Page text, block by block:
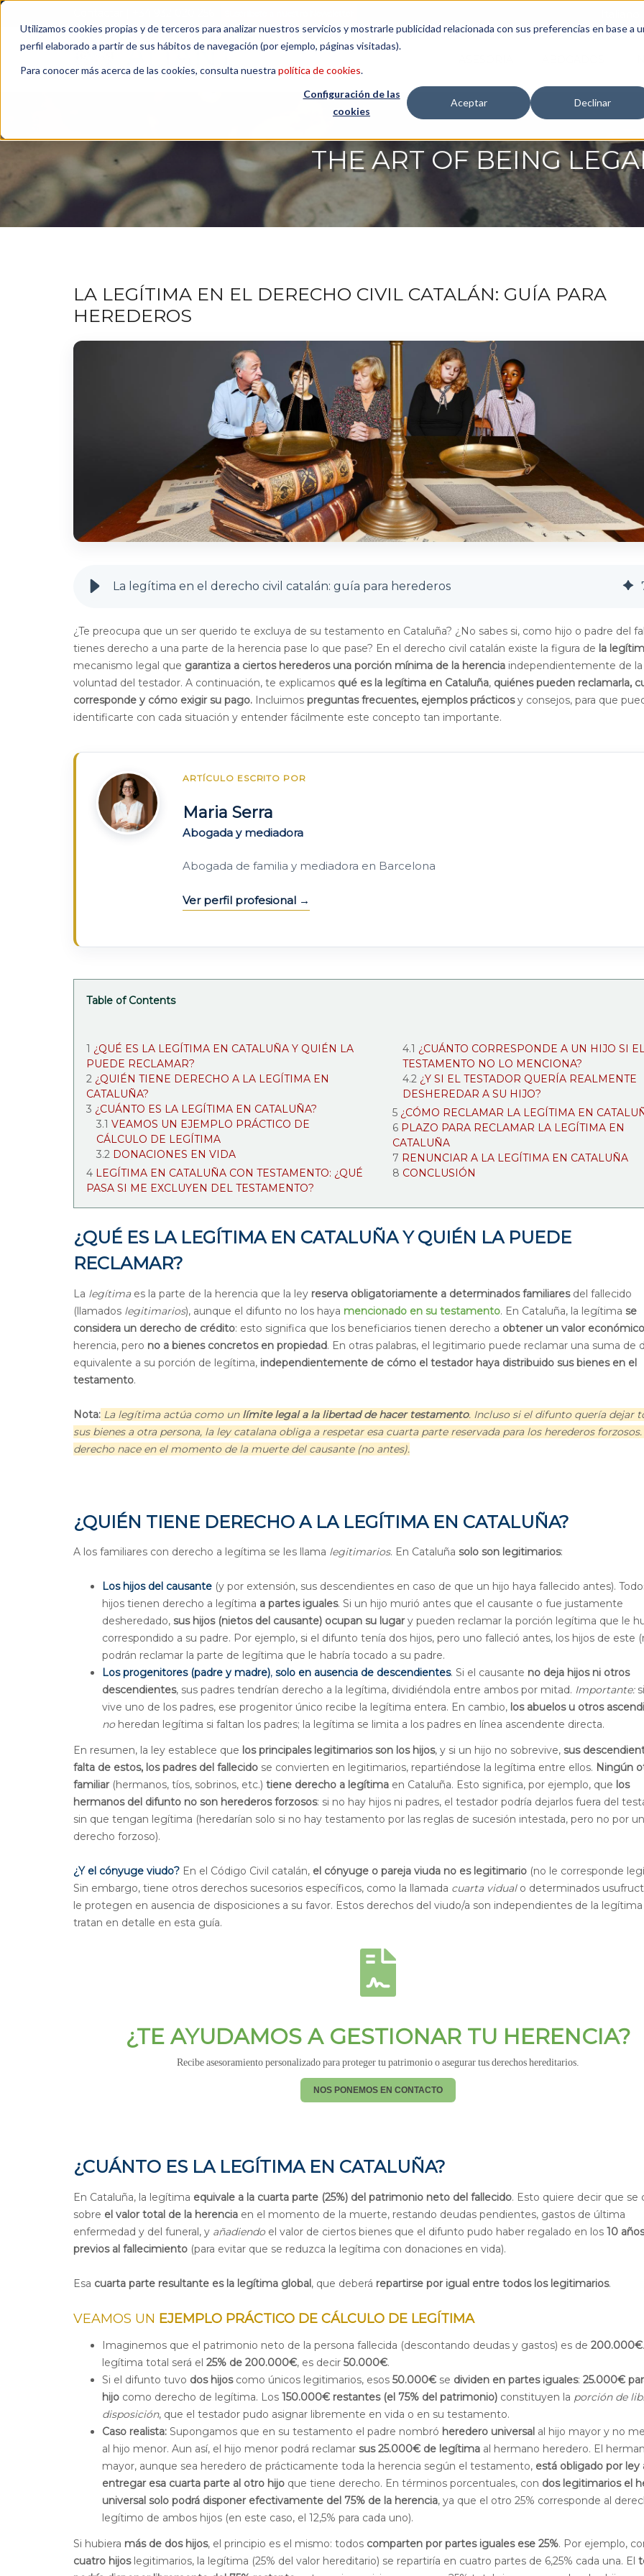
Utilizamos cookies propias y de terceros para analizar nuestros servicios y mostrarle publicidad relacionada con sus preferencias en base a
perfil elaborado a partir de sus hábitos de navegación (por ejemplo, páginas visitadas).
Para conocer más acerca de las cookies, consulta nuestra política de cookies.
Configuración de las
cookies
Aceptar Declinar
THE ART OF BEING
LA LEGÍTIMA EN EL DERECHO CIVIL CATALÁN: GUÍA PARA
HEREDEROS
La legítima en el derecho civil catalán: guía para herederos
¿Te preocupa que un ser querido te excluya de su testamento en Cataluña? ¿No sabes si, como hijo o padre del
tienes derecho a una parte de la herencia pase lo que pase? En el derecho civil catalán existe la figura de la
mecanismo legal que garantiza a ciertos herederos una porción mínima de la herencia independientemente de la
voluntad del testador. A continuación, te explicamos qué es la legítima en Cataluña, quiénes pueden reclamarla,
corresponde y cómo exigir su pago. Incluimos preguntas frecuentes, ejemplos prácticosy consejos, para que
identificarte con cada situación y entender fácilmente este concepto tan importante.
ARTÍCULO ESCRITO POR
Maria Serra
Abogada y mediadora
Abogada de familia y mediadora en Barcelona
Ver perfil profesional
Table of Contents
¿QUÉ ES LA LEGÍTIMA EN CATALUÑA Y QUIÉN LA
PUEDE RECLAMAR?
¿QUIÉN TIENE DERECHO A LA LEGÍTIMA EN
CATALUÑA?
¿CUÁNTO ES LA LEGÍTIMA EN CATALUÑA?
VEAMOS UN EJEMPLO PRÁCTICO DE
CÁLCULO DE LEGÍTIMA
DONACIONES EN VIDA
LEGÍTIMA EN CATALUÑA CON TESTAMENTO: ¿QUÉ
PASA SI ME EXCLUYEN DEL TESTAMENTO?
¿CUÁNTO CORRESPONDE A UN HIJO SI
TESTAMENTO NO LO MENCIONA?
¿Y SI EL TESTADOR QUERÍA REALMENTE
DESHEREDAR A SU HIJO?
¿CÓMO RECLAMAR LA LEGÍTIMA EN
PLAZO PARA RECLAMAR LA LEGÍTIMA EN
CATALUÑA
RENUNCIAR A LA LEGÍTIMA EN CATALUÑA
CONCLUSIÓN
¿QUÉ ES LA LEGÍTIMA EN CATALUÑA Y QUIÉN LA PUEDE
RECLAMAR?
La legítimaes la parte de la herencia que la ley reserva obligatoriamente a determinados familiaresdel fallecido
(llamados legitimarios), aunque el difunto no los haya mencionado en su testamento. En Cataluña, la legítima se
considera un derecho de crédito: esto significa que los beneficiarios tienen derecho a obtener un valor económico
herencia, pero no a bienes concretos en propiedad. En otras palabras, el legitimario puede reclamar una suma de
equivalente a su porción de legítima, independientemente de cómo el testador haya distribuido sus bienes en el
testamento.
Nota: La legítima actúa como un límite legal a la libertad de hacer testamento. Incluso si el difunto quería dejar
sus bienes a otra persona, la ley catalana obliga a respetar esa cuarta parte reservada para los herederos forzosos.
derecho nace en el momento de la muerte del causante (no antes).
¿QUIÉN TIENE DERECHO A LA LEGÍTIMA EN CATALUÑA?
A los familiares con derecho a legítima se les llama legitimarios. En Cataluña solo son legitimarios:
Los hijos del causante (y por extensión, sus descendientes en caso de que un hijo haya fallecido antes).
hijos tienen derecho a legítima a partes iguales. Si un hijo murió antes que el causante o fue justamente
desheredado, sus hijos (nietos del causante) ocupan su lugary pueden reclamar la porción legítima que le
correspondido a su padre. Por ejemplo, si el difunto tenía dos hijos, pero uno falleció antes, los hijos de este
podrán reclamar la parte de legítima que le habría tocado a su padre.
Los progenitores (padre y madre), solo en ausencia de descendientes. Si el causante no deja hijos ni otros
descendientes, sus padres tendrían derecho a la legítima, dividiéndola entre ambos por mitad. Importante:
vive uno de los padres, ese progenitor único recibe la legítima entera. En cambio, los abuelos u otros
noheredan legítima si faltan los padres; la legítima se limita a los padres en línea ascendente directa.
En resumen, la ley establece que los principales legitimarios son los hijos, y si un hijo no sobrevive, sus
falta de estos, los padres del fallecido se convierten en legitimarios, repartiéndose la legítima entre ellos. Ningún
familiar(hermanos, tíos, sobrinos, etc.) tiene derecho a legítima en Cataluña. Esto significa, por ejemplo, que los
hermanos del difunto no son herederos forzosos: si no hay hijos ni padres, el testador podría dejarlos fuera del
sin que tengan legítima (heredarían solo si no hay testamento por las reglas de sucesión intestada, pero no por un
derecho forzoso).
¿Y el cónyuge viudo? En el Código Civil catalán, el cónyuge o pareja viuda no es legitimario (no le corresponde
Sin embargo, tiene otros derechos sucesorios específicos, como la llamada cuarta vidualo determinados
le protegen en ausencia de disposiciones a su favor. Estos derechos del viudo/a son independientes de la
tratan en detalle en esta guía.
¿TE AYUDAMOS A GESTIONAR TU HERENCIA?
Recibe asesoramiento personalizado para proteger tu patrimonio o asegurar tus derechos hereditarios.
NOS PONEMOS EN CONTACTO
¿CUÁNTO ES LA LEGÍTIMA EN CATALUÑA?
En Cataluña, la legítima equivale a la cuarta parte (25%) del patrimonio neto del fallecido. Esto quiere decir que se
sobre el valor total de la herencia en el momento de la muerte, restando deudas pendientes, gastos de última
enfermedad y del funeral, y añadiendoel valor de ciertos bienes que el difunto pudo haber regalado en los 10 años
previos al fallecimiento (para evitar que se reduzca la legítima con donaciones en vida).
Esa cuarta parte resultante es la legítima global, que deberá repartirse por igual entre todos los legitimarios.
VEAMOS UN EJEMPLO PRÁCTICO DE CÁLCULO DE LEGÍTIMA
Imaginemos que el patrimonio neto de la persona fallecida (descontando deudas y gastos) es de 200.000€
legítima total será el 25% de 200.000€, es decir 50.000€.
Si el difunto tuvo dos hijoscomo únicos legitimarios, esos 50.000€ se dividen en partes iguales: 25.000€
hijo como derecho de legítima. Los 150.000€ restantes (el 75% del patrimonio) constituyen la porción de
disposición, que el testador pudo asignar libremente en vida o en su testamento.
Caso realista: Supongamos que en su testamento el padre nombró heredero universal al hijo mayor y no
al hijo menor. Aun así, el hijo menor podrá reclamar sus 25.000€ de legítima al hermano heredero. El
mayor, aunque sea heredero de prácticamente toda la herencia según el testamento, está obligado por ley
entregar esa cuarta parte al otro hijo que tiene derecho. En términos porcentuales, con dos legitimarios el
universal solo podrá disponer efectivamente del 75% de la herencia, ya que el otro 25% corresponde al
legítimo de ambos hijos (en este caso, el 12,5% para cada uno).
Si hubiera más de dos hijos, el principio es el mismo: todos comparten por partes iguales ese 25%. Por ejemplo,
cuatro hijoslegitimarios, la legítima (25% del valor hereditario) se repartiría en cuatro partes de 6,25% cada una. El